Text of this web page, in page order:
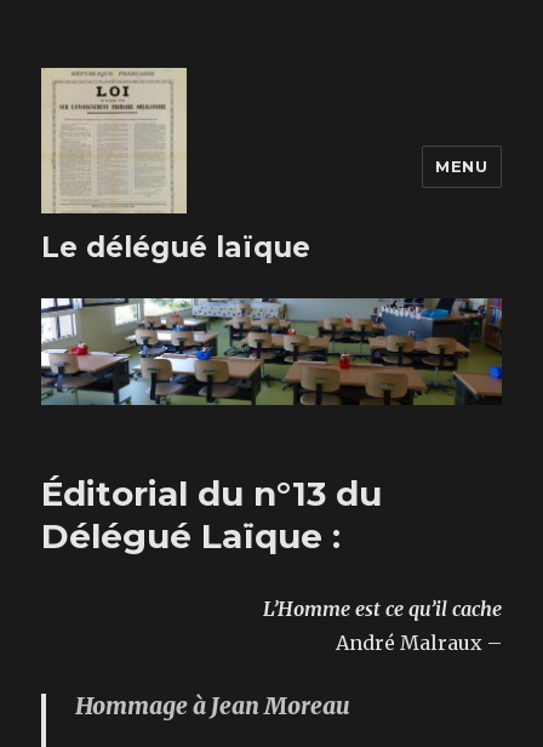
Le délégué laïque
MENU
Éditorial du n°13 du
Délégué Laïque :
L’Homme est ce qu’il cache
André Malraux –
Hommage à Jean Moreau